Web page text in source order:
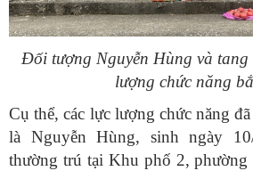
Đối tượng Nguyễn Hùng và
lượng chức năng
Cụ thể, các lực lượng chức năng
là Nguyễn Hùng, sinh ngày
thường trú tại Khu phố 2,